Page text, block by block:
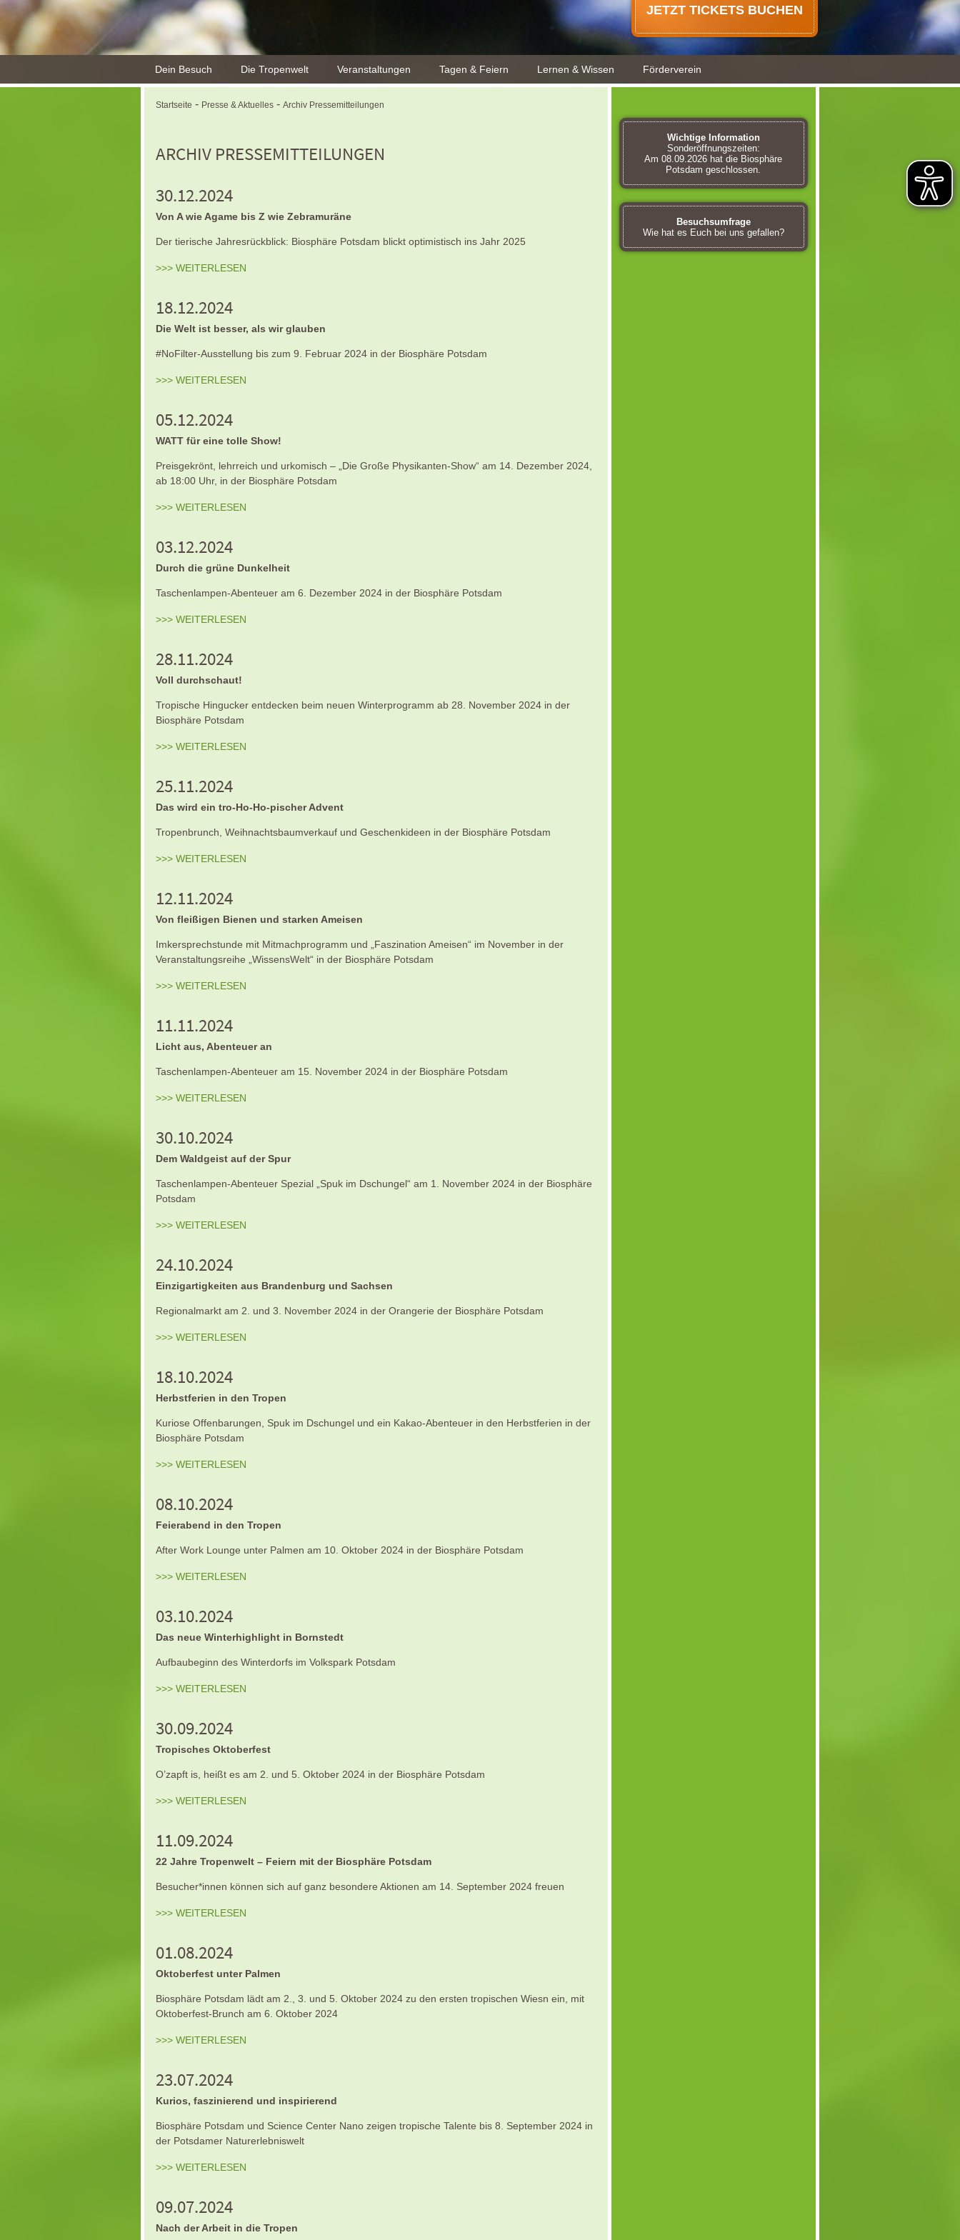
JETZT TICKETS BUCHEN
Dein Besuch Die Tropenwelt Veranstaltungen Tagen & Feiern Lernen & Wissen Förderverein
Startseite - Presse & Aktuelles - Archiv Pressemitteilungen
ARCHIV PRESSEMITTEILUNGEN
30.12.2024
Von A wie Agame bis Z wie Zebramuräne
Der tierische Jahresrückblick: Biosphäre Potsdam blickt optimistisch ins Jahr 2025
>>> WEITERLESEN
18.12.2024
Die Welt ist besser, als wir glauben
#NoFilter-Ausstellung bis zum 9. Februar 2024 in der Biosphäre Potsdam
>>> WEITERLESEN
05.12.2024
WATT für eine tolle Show!
Preisgekrönt, lehrreich und urkomisch – „Die Große Physikanten-Show“ am 14. Dezember 2024,
ab 18:00 Uhr, in der Biosphäre Potsdam
>>> WEITERLESEN
03.12.2024
Durch die grüne Dunkelheit
Taschenlampen-Abenteuer am 6. Dezember 2024 in der Biosphäre Potsdam
>>> WEITERLESEN
28.11.2024
Voll durchschaut!
Tropische Hingucker entdecken beim neuen Winterprogramm ab 28. November 2024 in der
Biosphäre Potsdam
>>> WEITERLESEN
25.11.2024
Das wird ein tro-Ho-Ho-pischer Advent
Tropenbrunch, Weihnachtsbaumverkauf und Geschenkideen in der Biosphäre Potsdam
>>> WEITERLESEN
12.11.2024
Von fleißigen Bienen und starken Ameisen
Imkersprechstunde mit Mitmachprogramm und „Faszination Ameisen“ im November in der
Veranstaltungsreihe „WissensWelt“ in der Biosphäre Potsdam
>>> WEITERLESEN
11.11.2024
Licht aus, Abenteuer an
Taschenlampen-Abenteuer am 15. November 2024 in der Biosphäre Potsdam
>>> WEITERLESEN
30.10.2024
Dem Waldgeist auf der Spur
Taschenlampen-Abenteuer Spezial „Spuk im Dschungel“ am 1. November 2024 in der Biosphäre
Potsdam
>>> WEITERLESEN
24.10.2024
Einzigartigkeiten aus Brandenburg und Sachsen
Regionalmarkt am 2. und 3. November 2024 in der Orangerie der Biosphäre Potsdam
>>> WEITERLESEN
18.10.2024
Herbstferien in den Tropen
Kuriose Offenbarungen, Spuk im Dschungel und ein Kakao-Abenteuer in den Herbstferien in der
Biosphäre Potsdam
>>> WEITERLESEN
08.10.2024
Feierabend in den Tropen
After Work Lounge unter Palmen am 10. Oktober 2024 in der Biosphäre Potsdam
>>> WEITERLESEN
03.10.2024
Das neue Winterhighlight in Bornstedt
Aufbaubeginn des Winterdorfs im Volkspark Potsdam
>>> WEITERLESEN
30.09.2024
Tropisches Oktoberfest
O’zapft is, heißt es am 2. und 5. Oktober 2024 in der Biosphäre Potsdam
>>> WEITERLESEN
11.09.2024
22 Jahre Tropenwelt – Feiern mit der Biosphäre Potsdam
Besucher*innen können sich auf ganz besondere Aktionen am 14. September 2024 freuen
>>> WEITERLESEN
01.08.2024
Oktoberfest unter Palmen
Biosphäre Potsdam lädt am 2., 3. und 5. Oktober 2024 zu den ersten tropischen Wiesn ein, mit
Oktoberfest-Brunch am 6. Oktober 2024
>>> WEITERLESEN
23.07.2024
Kurios, faszinierend und inspirierend
Biosphäre Potsdam und Science Center Nano zeigen tropische Talente bis 8. September 2024 in
der Potsdamer Naturerlebniswelt
>>> WEITERLESEN
09.07.2024
Nach der Arbeit in die Tropen
Wichtige Information
Sonderöffnungszeiten:
Am 08.09.2026 hat die Biosphäre
Potsdam geschlossen.
Besuchsumfrage
Wie hat es Euch bei uns gefallen?